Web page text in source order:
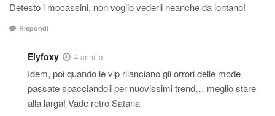
Detesto i mocassini, non voglio vederli neanche da lontano!
Rispondi
Elyfoxy 4 anni fa
Idem, poi quando le vip rilanciano gli orrori delle mode
passate spacciandoli per nuovissimi trend… meglio stare
alla larga! Vade retro Satana